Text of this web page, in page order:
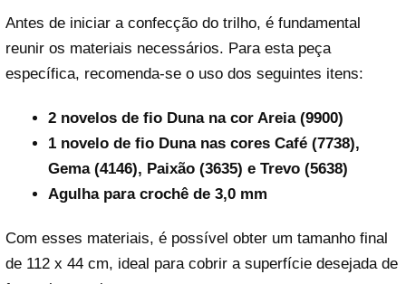
Antes de iniciar a confecção do trilho, é fundamental
reunir os materiais necessários. Para esta peça
específica, recomenda-se o uso dos seguintes itens:
2 novelos de fio Duna na cor Areia (9900)
1 novelo de fio Duna nas cores Café (7738),
Gema (4146), Paixão (3635) e Trevo (5638)
Agulha para crochê de 3,0 mm
Com esses materiais, é possível obter um tamanho final
de 112 x 44 cm, ideal para cobrir a superfície desejada de